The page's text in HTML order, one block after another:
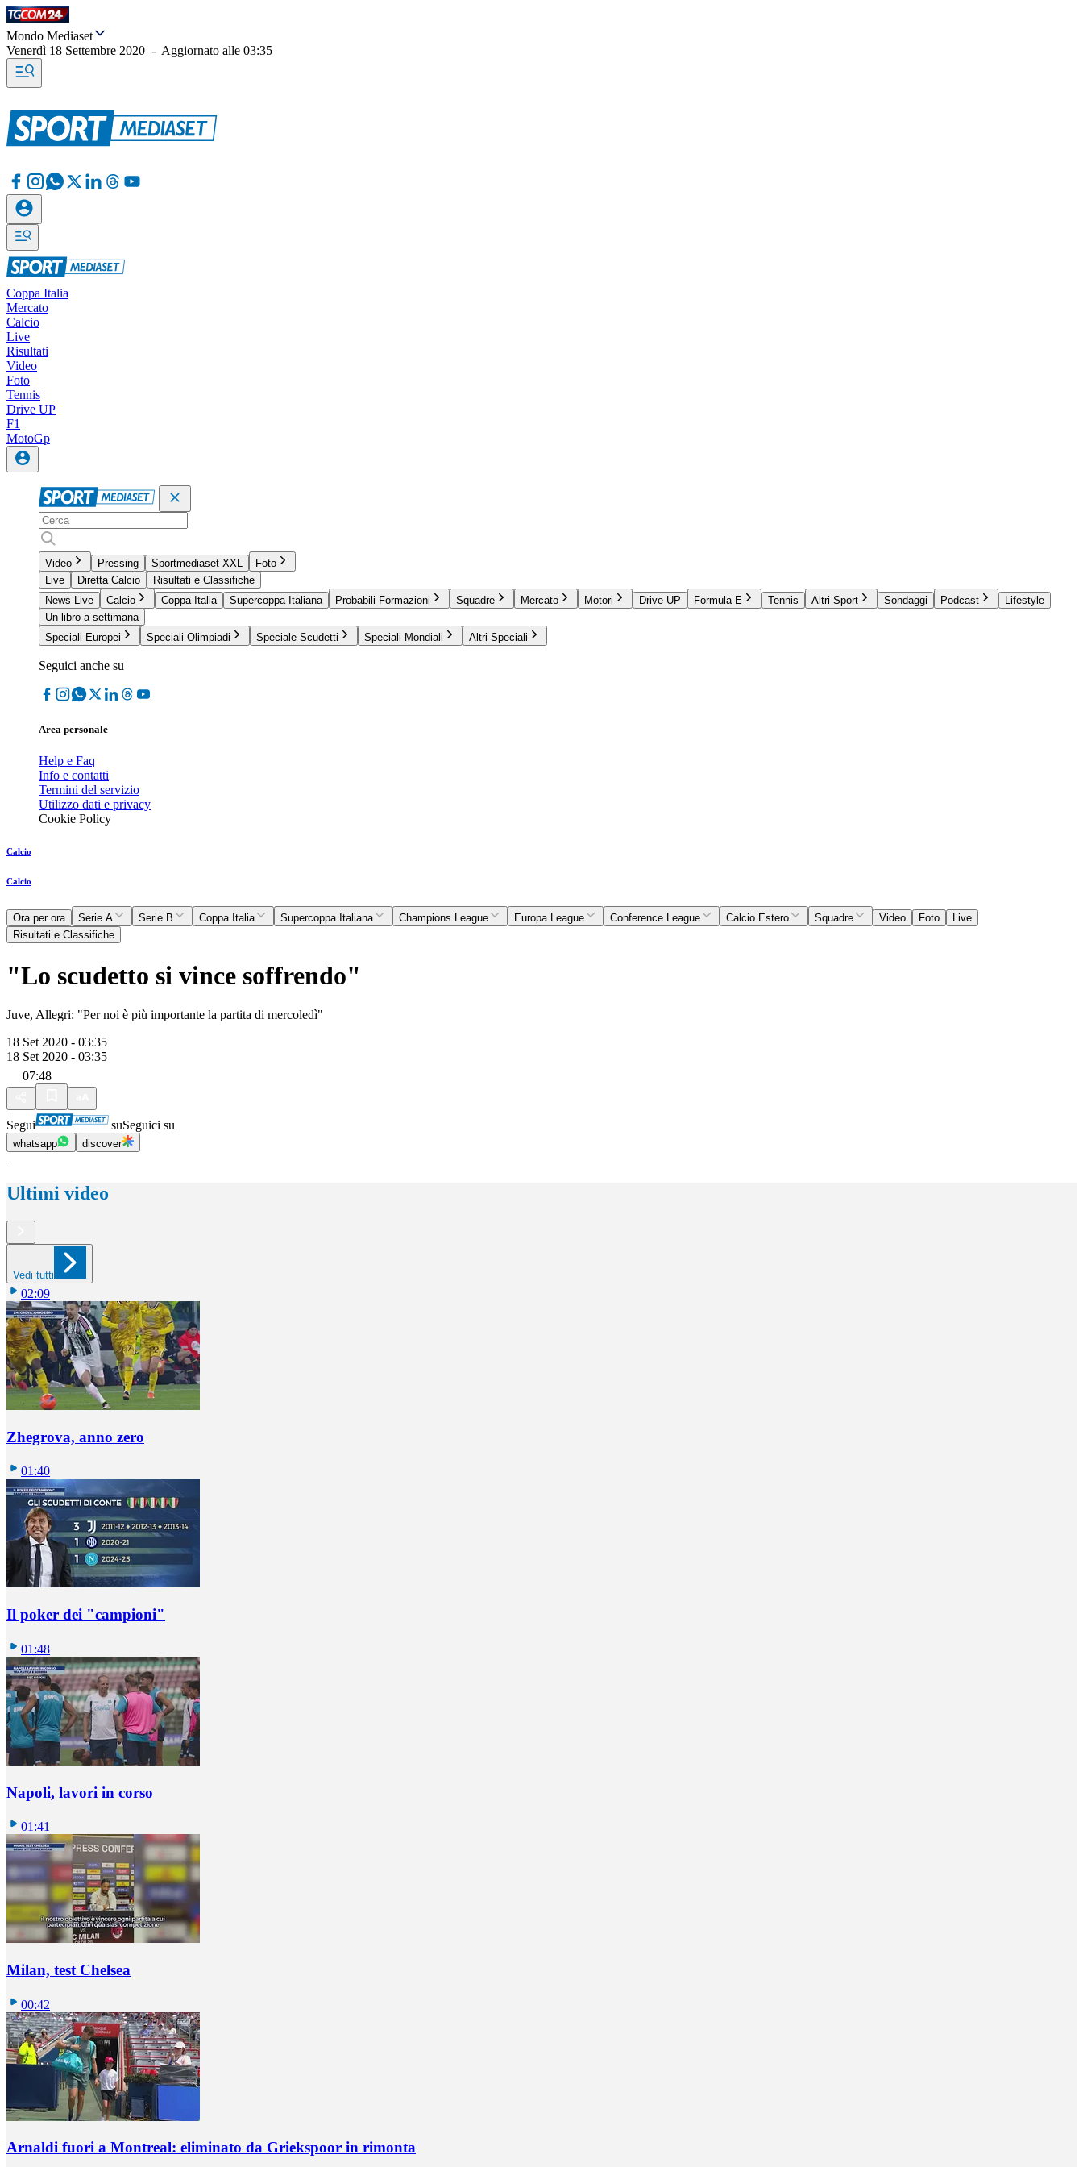
Mondo Mediaset
Venerdì 18 Settembre 2020 - Aggiornato alle 03:35
Coppa Italia
Mercato
Calcio
Live
Risultati
Video
Foto
Tennis
Drive UP
F1
MotoGp
Video Pressing Sportmediaset XXL
Foto
Live
Diretta Calcio
Risultati e Classifiche
News Live
Calcio Coppa Italia Supercoppa Italiana Probabili Formazioni Squadre Mercato Motori Drive UP Formula E Tennis Altri Sport Sondaggi Podcast
Lifestyle
Un libro a settimana
Speciali Europei
Speciali Olimpiadi Speciale Scudetti Speciali Mondiali Altri Speciali
Seguici anche su
Area personale
Help e Faq
Info e contatti
Termini del servizio
Utilizzo dati e privacy
Cookie Policy
Calcio
Calcio
Ora per ora Serie A Serie B Coppa Italia Supercoppa Italiana Champions League Europa League Conference League Calcio Estero Squadre Video Foto
Live
Risultati e Classifiche
"Lo scudetto si vince soffrendo"
Juve, Allegri: "Per noi è più importante la partita di mercoledì"
18 Set 2020 - 03:35
18 Set 2020 - 03:35
07:48
Segui suSeguici su
whatsapp discover
Ultimi video
Vedi tutti
02:09
Zhegrova, anno zero
01:40
Il poker dei "campioni"
01:48
Napoli, lavori in corso
01:41
Milan, test Chelsea
00:42
Arnaldi fuori a Montreal: eliminato da Griekspoor in rimonta